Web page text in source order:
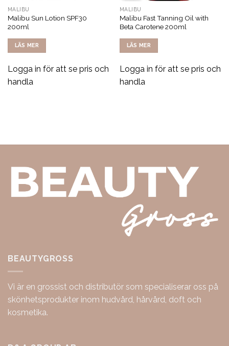
MALIBU
Malibu Sun Lotion SPF30
200ml
LÄS MER
Logga in för att se pris och
handla
MALIBU
Malibu Fast Tanning Oil with
Beta Carotene 200ml
LÄS MER
Logga in för att se pris och
handla
BEAUTYGROSS
Vi är en grossist och distributör som specialiserar oss på
skönhetsprodukter inom hudvård, hårvård, doft och
kosmetika.